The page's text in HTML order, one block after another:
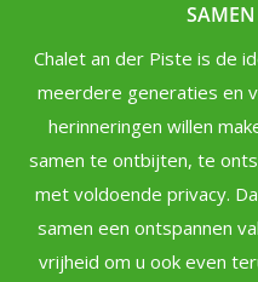
Chalet an der Piste is de
meerdere generaties en
herinneringen willen
samen te ontbijten, te
met voldoende privacy.
samen een ontspannen
vrijheid om u ook even